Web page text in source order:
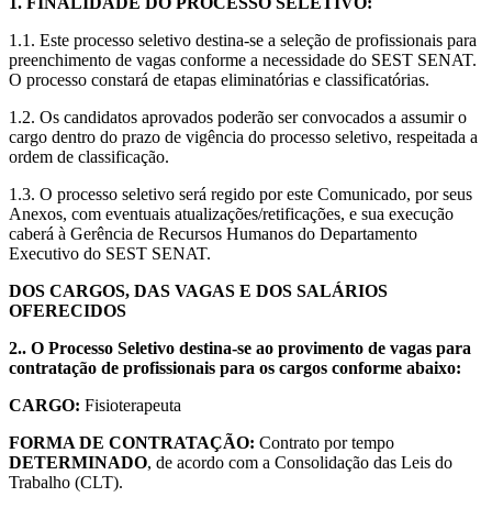
1.1. Este processo seletivo destina-se a seleção de profissionais para
preenchimento de vagas conforme a necessidade do SEST SENAT.
O processo constará de etapas eliminatórias e classificatórias.
1.2. Os candidatos aprovados poderão ser convocados a assumir o
cargo dentro do prazo de vigência do processo seletivo, respeitada a
ordem de classificação.
1.3. O processo seletivo será regido por este Comunicado, por seus
Anexos, com eventuais atualizações/retificações, e sua execução
caberá à Gerência de Recursos Humanos do Departamento
Executivo do SEST SENAT.
DOS CARGOS, DAS VAGAS E DOS SALÁRIOS
OFERECIDOS
2.. O Processo Seletivo destina-se ao provimento de vagas para
contratação de profissionais para os cargos conforme abaixo:
CARGO: Fisioterapeuta
FORMA DE CONTRATAÇÃO: Contrato por tempo
DETERMINADO, de acordo com a Consolidação das Leis do
Trabalho (CLT).